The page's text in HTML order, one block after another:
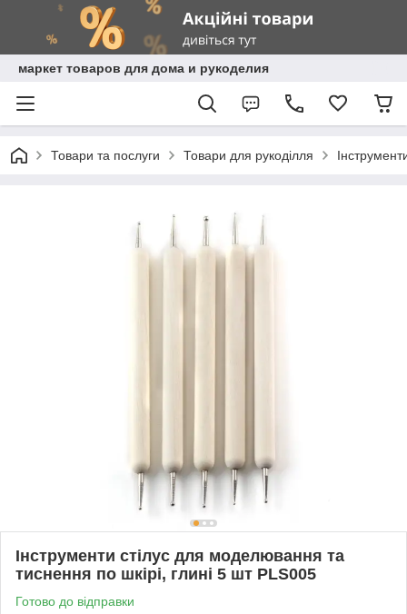
маркет товаров для дома и рукоделия
Товари та послуги Товари для рукоділля
Інструменти стілус для моделювання та
тиснення по шкірі, глині 5 шт PLS005
Готово до відправки